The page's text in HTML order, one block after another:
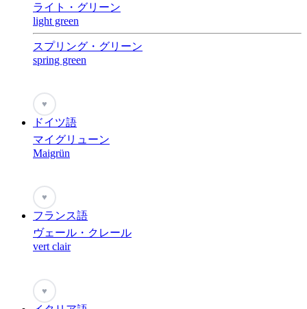
ライト・グリーン
light green
スプリング・グリーン
spring green
♥
ドイツ語
マイグリューン
Maigrün
♥
フランス語
ヴェール・クレール
vert clair
♥